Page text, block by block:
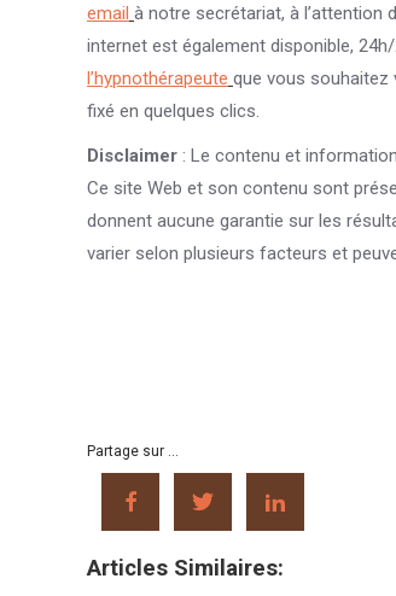
email à notre secrétariat, à l’attention
internet est également disponible,
l’hypnothérapeute que vous souhaitez
fixé en quelques clics.
Disclaimer : Le contenu et
Ce site Web et son contenu sont
donnent aucune garantie sur les
varier selon plusieurs facteurs et
Partage sur ...
Articles Similaires: